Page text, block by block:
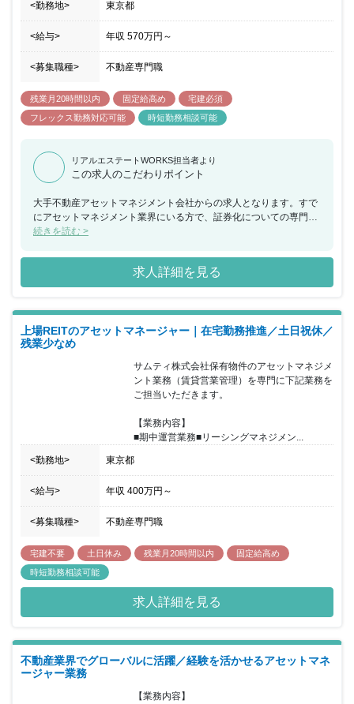
<勤務地> 東京都
<給与> 年収 570万円 ～
<募集職種> 不動産専門職
残業月20時間以内 固定給高め
宅建必須
フレックス勤務対応可能
時短勤務相談可能
リアルエステートWORKS担当者より
この求人のこだわりポイント
大手不動産アセットマネジメント会社からの求人となります。すで
にアセットマネジメント業界にいる方で、証券化についての専門性
をつけたい方におすすめです。ホワイトな職場環境なので、専門性
もぜひご応募ください。
続きを読む >
求人詳細を見る
上場REITのアセットマネージャー｜在宅勤務推進／土日祝休／
残業少なめ
サムティ株式会社保有物件のアセットマネジメ
ント業務（賃貸営業管理）を専門に下記業務を
ご担当いただきます。
【業務内容】
■期中運営業務■リーシングマネジメン...
<勤務地> 東京都
<給与> 年収 400万円 ～
<募集職種> 不動産専門職
宅建不要 土日休み 残業月20時間以内
固定給高め
時短勤務相談可能
求人詳細を見る
不動産業界でグローバルに活躍／経験を活かせるアセットマネ
ージャー業務
【業務内容】